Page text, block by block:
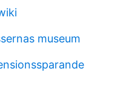
museum